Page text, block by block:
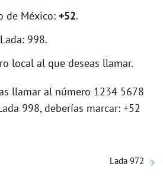
de México: +52.
998.
local al que deseas llamar.
llamar al número 1234 5678
998, deberías marcar: +52
Lada 972